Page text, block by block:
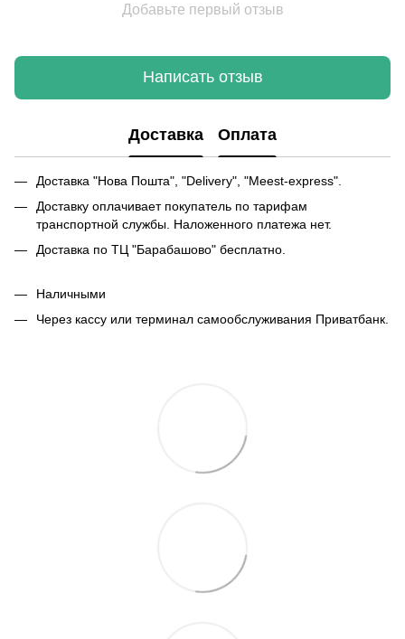
Добавьте первый отзыв
Написать отзыв
Доставка Оплата
Доставка "Нова Пошта", "Delivery", "Meest-express".
Доставку оплачивает покупатель по тарифам
транспортной службы. Наложенного платежа нет.
Доставка по ТЦ "Барабашово" бесплатно.
Наличными
Через кассу или терминал самообслуживания Приватбанк.